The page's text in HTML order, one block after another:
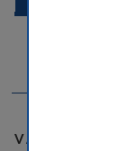
-Velikost
VÁMI